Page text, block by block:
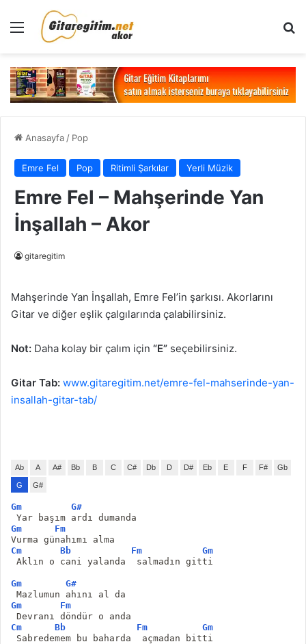
Menü
Anasayfa / Pop
Emre Fel Pop Ritimli Şarkılar Yerli Müzik
Emre Fel – Mahşerinde Yan
İnşallah – Akor
gitaregitim
Mahşerinde Yan İnşallah, Emre Fel’in şarkısı. Akorlarını
Gitar ve diğer eşlik çalgılarında çalabilirsiniz.
Not: Daha kolay bir çalım için “E” seçebilirsiniz.
Gitar Tab: www.gitaregitim.net/emre-fel-mahserinde-yan-
insallah-gitar-tab/
Ab A A# Bb B C C# Db D D# Eb E F F# Gb
G G#
Gm
G#
Yar başım ardı dumanda
Gm
Fm
Vurma günahımı alma
Cm
Bb Fm
Gm
Aklın o cani yalanda  salmadın gitti
Gm
G#
Mazlumun ahını al da
Gm
Fm
Devranı döndür o anda
Cm
Bb Fm
Gm
Sabredemem bu baharda  açmadan bitti